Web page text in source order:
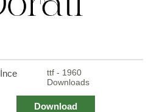
İnce
ttf - 1960
Downloads
Download